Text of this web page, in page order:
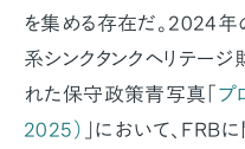
を集める存在だ。2024
系シンクタンクヘリテー
れた保守政策青写真「 プ
2025）
」において、FRB